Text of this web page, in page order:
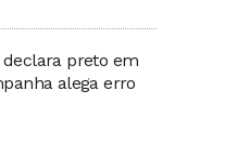
preto em
alega erro